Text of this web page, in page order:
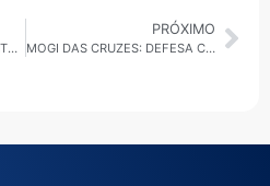
QUANDO O ENTRETENIMENTO ESCANCARA A VIOLÊNCIA: O CASO PEDRO HENRIQUE E JORDANA NO BBB 26
PRÓXIMO
MOGI DAS CRUZES: DEFESA CIVIL FAZ VISTORIAS PREVENTIVAS PARA EVITAR OCORRÊNCIAS EM DIAS DE CHUVA